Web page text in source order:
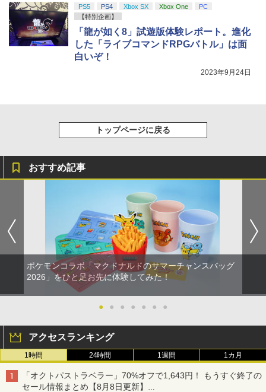
PS5 PS4 Xbox SX Xbox One
PC
【特別企画】
「龍が如く8」試遊版体験レポート。進化
した「ライブコマンドRPGバトル」は面
白いぞ！
2023年9月24日
トップページに戻る
おすすめ記事
ポケモンコラボ「マクドナルドのサマーチャンスバッグ
2026」をひと足お先に体験してみた！
● ● ● ● ● ● ●
アクセスランキング
1時間 24時間 1週間 1カ月
「オクトパストラベラー」70%オフで1,643円！ もうすぐ終了の
セール情報まとめ【8月8日更新】